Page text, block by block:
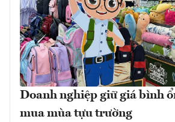
Doanh nghiệp giữ giá bình
mua mùa tựu trường